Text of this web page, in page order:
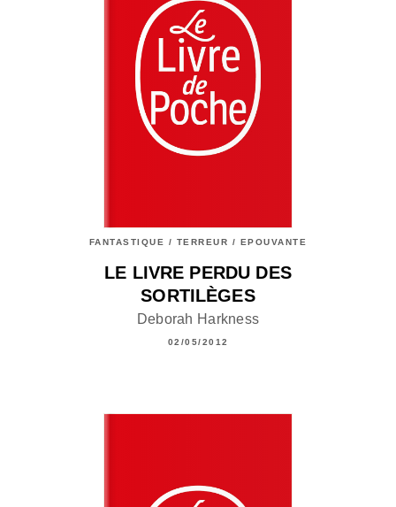
FANTASTIQUE / TERREUR / EPOUVANTE
LE LIVRE PERDU DES
SORTILÈGES
Deborah Harkness
02/05/2012